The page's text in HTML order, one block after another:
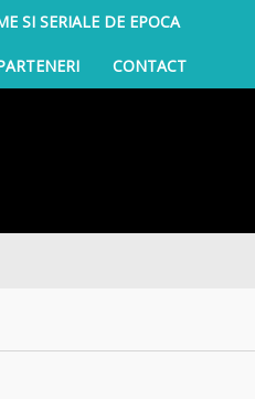
SI SERIALE DE EPOCA
CONTACT